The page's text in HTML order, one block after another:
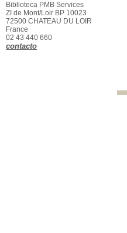
Biblioteca PMB Services
ZI de Mont/Loir BP 10023
72500 CHATEAU DU LOIR
France
02 43 440 660
contacto